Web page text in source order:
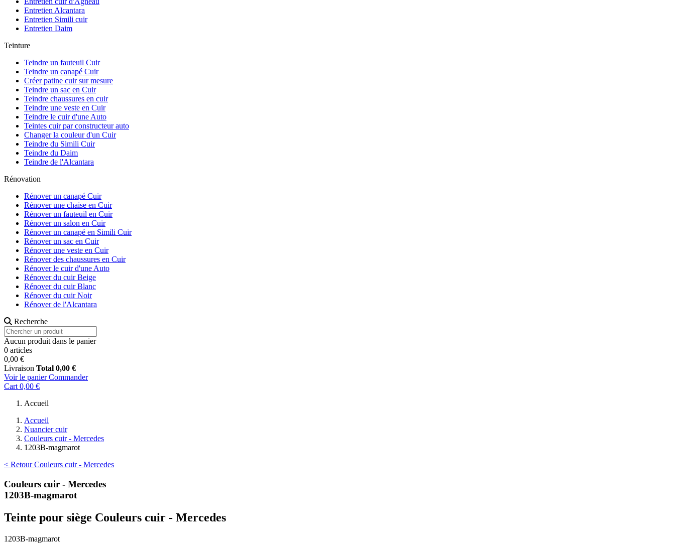
Entretien Alcantara
Entretien Simili cuir
Entretien Daim
Teinture
Teindre un fauteuil Cuir
Teindre un canapé Cuir
Créer patine cuir sur mesure
Teindre un sac en Cuir
Teindre chaussures en cuir
Teindre une veste en Cuir
Teindre le cuir d'une Auto
Teintes cuir par constructeur auto
Changer la couleur d'un Cuir
Teindre du Simili Cuir
Teindre du Daim
Teindre de l'Alcantara
Rénovation
Rénover un canapé Cuir
Rénover une chaise en Cuir
Rénover un fauteuil en Cuir
Rénover un salon en Cuir
Rénover un canapé en Simili Cuir
Rénover un sac en Cuir
Rénover une veste en Cuir
Rénover des chaussures en Cuir
Rénover le cuir d'une Auto
Rénover du cuir Beige
Rénover du cuir Blanc
Rénover du cuir Noir
Rénover de l'Alcantara
Recherche
Aucun produit dans le panier
0 articles
0,00 €
Livraison Total 0,00 €
Voir le panier Commander
Cart 0,00 €
Accueil
Accueil
Nuancier cuir
Couleurs cuir - Mercedes
1203B-magmarot
< Retour Couleurs cuir - Mercedes
Couleurs cuir - Mercedes
1203B-magmarot
Teinte pour siège Couleurs cuir - Mercedes
1203B-magmarot